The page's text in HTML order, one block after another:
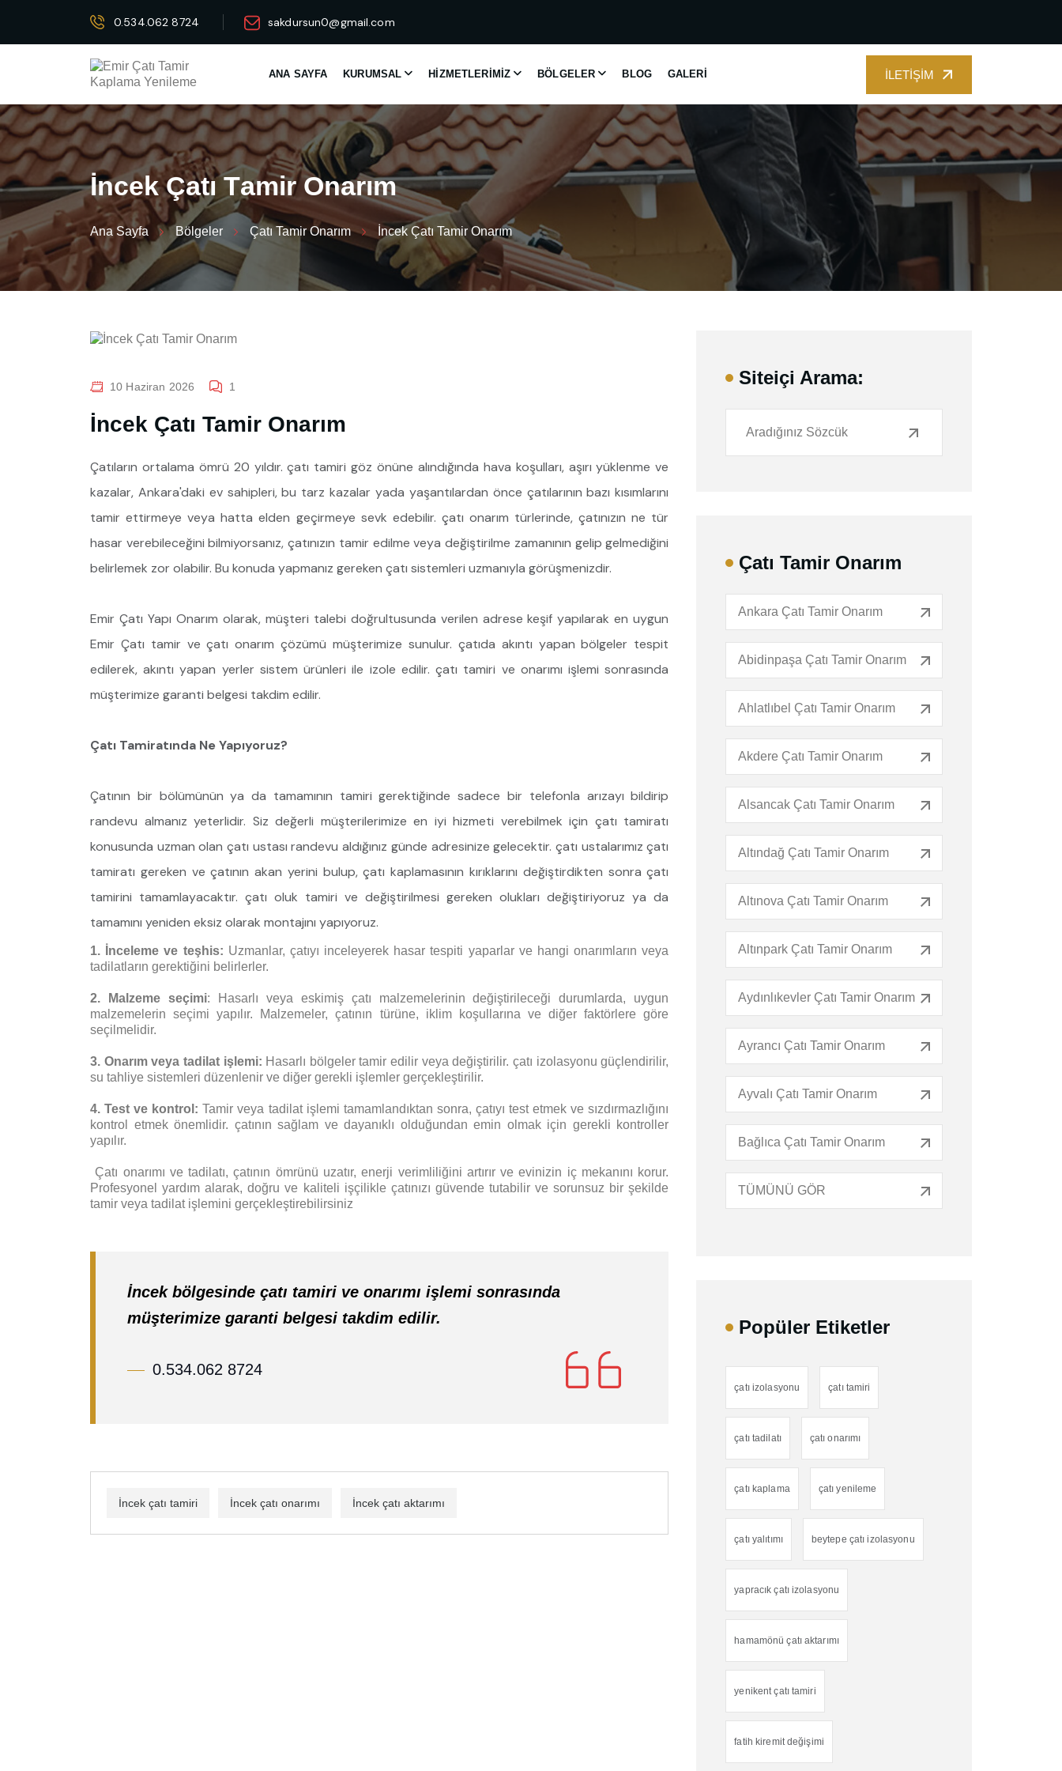
0.534.062 8724 sakdursun0@gmail.com
ANA SAYFA KURUMSAL HIZMETLERIMIZ BÖLGELER BLOG GALERI
İLETIŞIM
İncek Çatı Tamir Onarım
Ana Sayfa Bölgeler Çatı Tamir Onarım İncek Çatı Tamir Onarım
10 Haziran 2026 1
İncek Çatı Tamir Onarım
Çatıların ortalama ömrü 20 yıldır. çatı tamiri göz önüne alındığında hava koşulları, aşırı yüklenme ve
kazalar, Ankara'daki ev sahipleri, bu tarz kazalar yada yaşantılardan önce çatılarının bazı kısımlarını
tamir ettirmeye veya hatta elden geçirmeye sevk edebilir. çatı onarım türlerinde, çatınızın ne tür
hasar verebileceğini bilmiyorsanız, çatınızın tamir edilme veya değiştirilme zamanının gelip gelmediğini
belirlemek zor olabilir. Bu konuda yapmanız gereken çatı sistemleri uzmanıyla görüşmenizdir.
Emir Çatı Yapı Onarım olarak, müşteri talebi doğrultusunda verilen adrese keşif yapılarak en uygun
Emir Çatı tamir ve çatı onarım çözümü müşterimize sunulur. çatıda akıntı yapan bölgeler tespit
edilerek, akıntı yapan yerler sistem ürünleri ile izole edilir. çatı tamiri ve onarımı işlemi sonrasında
müşterimize garanti belgesi takdim edilir.
Çatı Tamiratında Ne Yapıyoruz?
Çatının bir bölümünün ya da tamamının tamiri gerektiğinde sadece bir telefonla arızayı bildirip
randevu almanız yeterlidir. Siz değerli müşterilerimize en iyi hizmeti verebilmek için çatı tamiratı
konusunda uzman olan çatı ustası randevu aldığınız günde adresinize gelecektir. çatı ustalarımız çatı
tamiratı gereken ve çatının akan yerini bulup, çatı kaplamasının kırıklarını değiştirdikten sonra çatı
tamirini tamamlayacaktır. çatı oluk tamiri ve değiştirilmesi gereken olukları değiştiriyoruz ya da
tamamını yeniden eksiz olarak montajını yapıyoruz.
1. İnceleme ve teşhis: Uzmanlar, çatıyı inceleyerek hasar tespiti yaparlar ve hangi onarımların veya
tadilatların gerektiğini belirlerler.
2. Malzeme seçimi: Hasarlı veya eskimiş çatı malzemelerinin değiştirileceği durumlarda, uygun
malzemelerin seçimi yapılır. Malzemeler, çatının türüne, iklim koşullarına ve diğer faktörlere göre
seçilmelidir.
3. Onarım veya tadilat işlemi: Hasarlı bölgeler tamir edilir veya değiştirilir. çatı izolasyonu güçlendirilir,
su tahliye sistemleri düzenlenir ve diğer gerekli işlemler gerçekleştirilir.
4. Test ve kontrol:Tamir veya tadilat işlemi tamamlandıktan sonra, çatıyı test etmek ve sızdırmazlığını
kontrol etmek önemlidir. çatının sağlam ve dayanıklı olduğundan emin olmak için gerekli kontroller
yapılır.
Çatı onarımı ve tadilatı, çatının ömrünü uzatır, enerji verimliliğini artırır ve evinizin iç mekanını korur.
Profesyonel yardım alarak, doğru ve kaliteli işçilikle çatınızı güvende tutabilir ve sorunsuz bir şekilde
tamir veya tadilat işlemini gerçekleştirebilirsiniz
İncek bölgesinde çatı tamiri ve onarımı işlemi sonrasında
müşterimize garanti belgesi takdim edilir.
0.534.062 8724
İncek çatı tamiri İncek çatı onarımı İncek çatı aktarımı
Siteiçi Arama:
Çatı Tamir Onarım
Ankara Çatı Tamir Onarım
Abidinpaşa Çatı Tamir Onarım
Ahlatlıbel Çatı Tamir Onarım
Akdere Çatı Tamir Onarım
Alsancak Çatı Tamir Onarım
Altındağ Çatı Tamir Onarım
Altınova Çatı Tamir Onarım
Altınpark Çatı Tamir Onarım
Aydınlıkevler Çatı Tamir Onarım
Ayrancı Çatı Tamir Onarım
Ayvalı Çatı Tamir Onarım
Bağlıca Çatı Tamir Onarım
TÜMÜNÜ GÖR
Popüler Etiketler
çatı izolasyonu çatı tamiri
çatı tadilatı çatı onarımı
çatı kaplama çatı yenileme
çatı yalıtımı beytepe çatı izolasyonu
yapracık çatı izolasyonu
hamamönü çatı aktarımı
yenikent çatı tamiri
fatih kiremit değişimi